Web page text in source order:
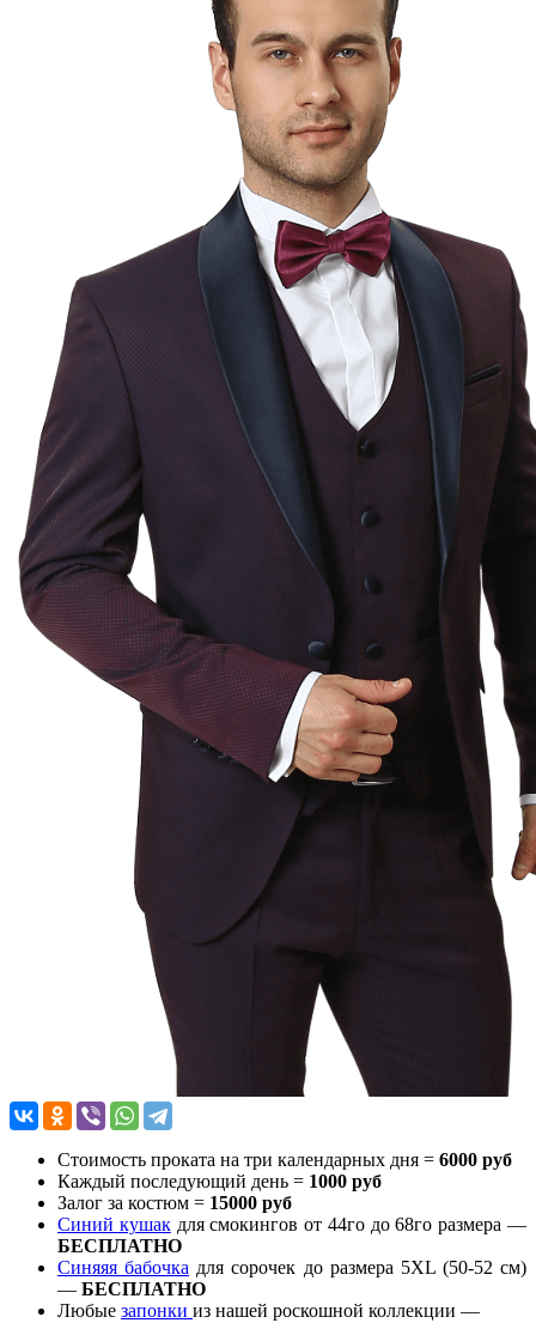
Стоимость проката на три календарных дня = 6000 руб
Каждый последующий день = 1000 руб
Залог за костюм = 15000 руб
Синий кушакдля смокингов от 44го до 68го размера —
БЕСПЛАТНО
Синяяя бабочка для сорочек до размера 5XL (50-52 см)
— БЕСПЛАТНО
Любые запонки из нашей роскошной коллекции —